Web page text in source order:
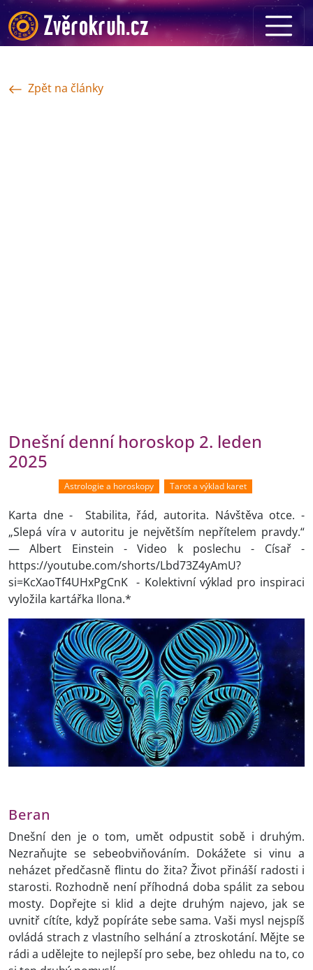
Zpět na články
Dnešní denní horoskop 2. leden
2025
Astrologie a horoskopy Tarot a výklad karet
Karta dne - Stabilita, řád, autorita. Návštěva otce. -
„Slepá víra v autoritu je největším nepřítelem pravdy.“
— Albert Einstein - Video k poslechu - Císař -
https://youtube.com/shorts/Lbd73Z4yAmU?
si=KcXaoTf4UHxPgCnK - Kolektivní výklad pro inspiraci
vyložila kartářka Ilona.*
Beran
Dnešní den je o tom, umět odpustit sobě i druhým.
Nezraňujte se sebeobviňováním. Dokážete si vinu a
neházet předčasně flintu do žita? Život přináší radosti i
starosti. Rozhodně není příhodná doba spálit za sebou
mosty. Dopřejte si klid a dejte druhým najevo, jak se
uvnitř cítíte, když popíráte sebe sama. Vaši mysl nejspíš
ovládá strach z vlastního selhání a ztroskotání. Mějte se
rádi a udělejte to nejlepší pro sebe, bez ohledu na to, co